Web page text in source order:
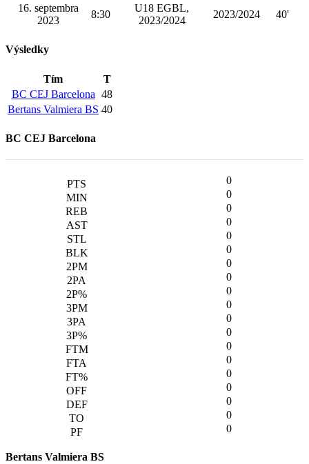
16. septembra
2023
8:30
U18 EGBL,
2023/2024
2023/2024 40'
Výsledky
Tím
T
BC CEJ Barcelona 48
Bertans Valmiera BS 40
BC CEJ Barcelona
0
0
0
0
0
0
0
0
0
0
0
0
0
0
0
0
0
0
0
Bertans Valmiera BS